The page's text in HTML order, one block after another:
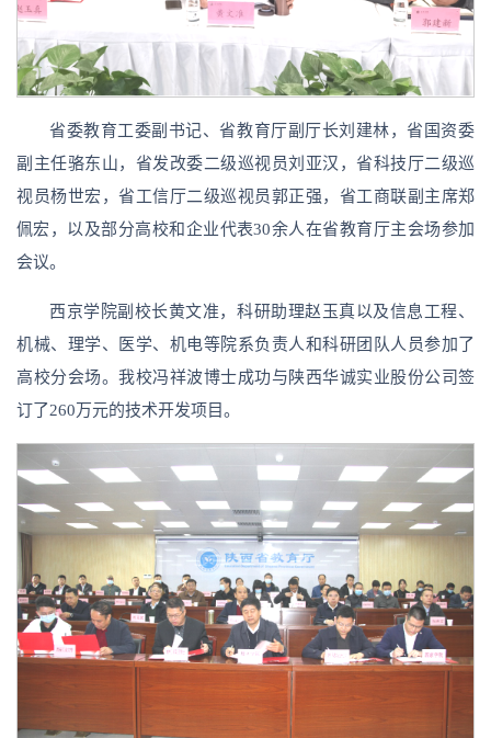
省委教育工委副书记、省教育厅副厅长刘建林，省国资委
副主任骆东山，省发改委二级巡视员刘亚汉，省科技厅二级巡
视员杨世宏，省工信厅二级巡视员郭正强，省工商联副主席郑
佩宏，以及部分高校和企业代表30余人在省教育厅主会场参加
会议。
西京学院副校长黄文准，科研助理赵玉真以及信息工程、
机械、理学、医学、机电等院系负责人和科研团队人员参加了
高校分会场。我校冯祥波博士成功与陕西华诚实业股份公司签
订了260万元的技术开发项目。